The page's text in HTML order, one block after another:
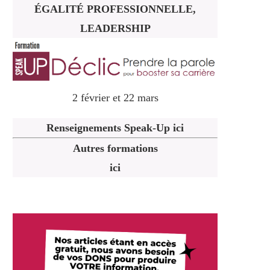
ÉGALITÉ PROFESSIONNELLE,
LEADERSHIP
2 février et 22 mars
Renseignements Speak-Up ici
Autres formations
ici